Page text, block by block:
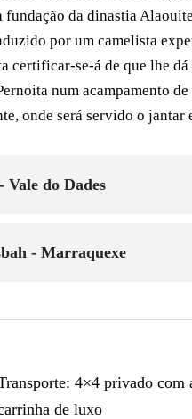
da dinastia
por um camelista
certificar-se-á de que lhe
num acampamento
onde será servido o jantar
Vale do Dades
- Marraquexe
4×4 privado com
de luxo